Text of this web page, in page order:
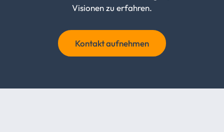
Visionen zu erfahren.
Kontakt aufnehmen